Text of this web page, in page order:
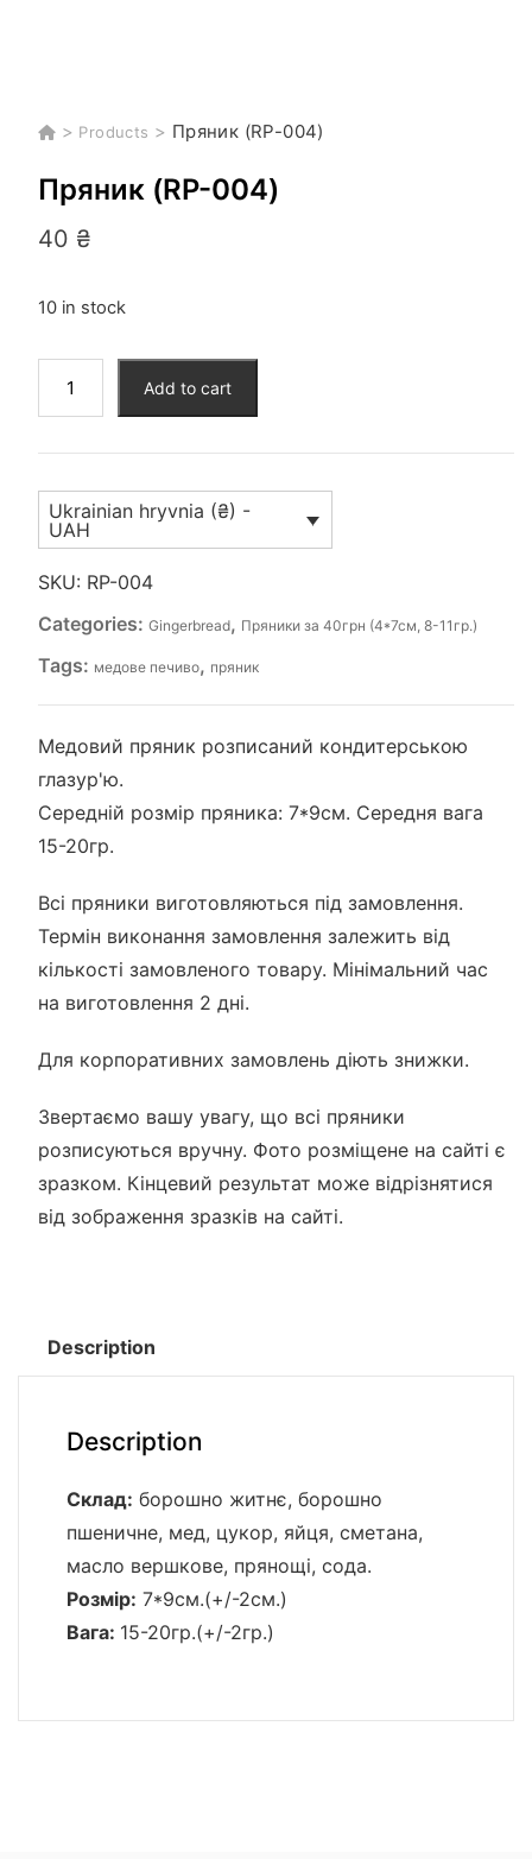
> Products > Пряник (RP-004)
Пряник (RP-004)
40 ₴
10 in stock
(RP-
quantity
Add to cart
Ukrainian hryvnia (₴) -
UAH
SKU: RP-004
Categories: Gingerbread, Пряники за 40грн (4*7см, 8-11гр.)
Tags: медове печиво, пряник
Медовий пряник розписаний кондитерською
глазур'ю.
Середній розмір пряника: 7*9см. Середня вага
15-20гр.
Всі пряники виготовляються під замовлення.
Термін виконання замовлення залежить від
кількості замовленого товару. Мінімальний час
на виготовлення 2 дні.
Для корпоративних замовлень діють знижки.
Звертаємо вашу увагу, що всі пряники
розписуються вручну. Фото розміщене на сайті є
зразком. Кінцевий результат може відрізнятися
від зображення зразків на сайті.
Description
Description
Склад: борошно житнє, борошно
пшеничне, мед, цукор, яйця, сметана,
масло вершкове, прянощі, сода.
Розмір: 7*9см.(+/-2см.)
Вага: 15-20гр.(+/-2гр.)